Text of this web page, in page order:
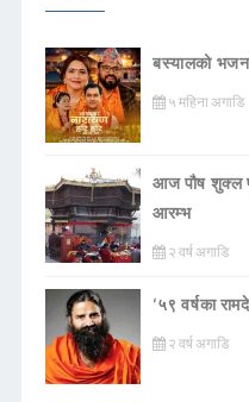
बस्यालको भजन
५ महिना अगाडि
आज पौष शुक्ल
आरम्भ
२ वर्ष अगाडि
‘५९ वर्षका
२ वर्ष अगाडि